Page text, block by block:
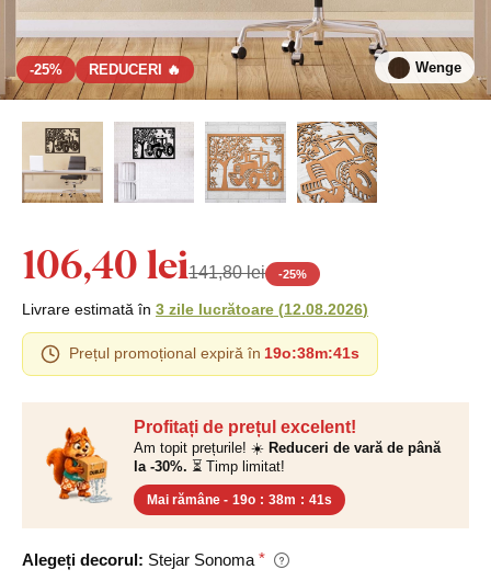
-25% REDUCERI 🔥 Wenge
Profitați de prețul excelent!
Am topit prețurile! ☀️ Reduceri de vară de până
la -30%. ⏳ Timp limitat!
Mai rămâne - 19o : 38m : 40s
Alegeți decorul: Stejar Sonoma
106,40 lei141,80 lei -25%
Livrare estimată în 3 zile lucrătoare (12.08.2026)
Prețul promoțional expiră în 19o:38m:40s